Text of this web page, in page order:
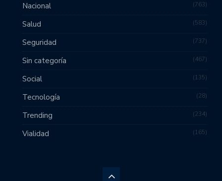
Nacional 763
Salud 583
Seguridad 737
Sin categoría 467
Social 135
Tecnología 28
Trending 234
Vialidad 165